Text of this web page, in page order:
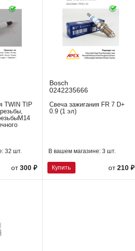
TWIN TIP
32 шт.
от300 ₽
Bosch
0242235666
Свеча зажигания FR 7 D+
0.9 (1 эл)
В вашем магазине: 3 шт.
Купить от 210 ₽